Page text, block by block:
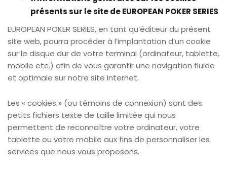
présents sur le site de EUROPEAN POKER SERIES
EUROPEAN POKER SERIES, en tant qu’éditeur du présent
site web, pourra procéder à l’implantation d’un cookie
sur le disque dur de votre terminal (ordinateur, tablette,
mobile etc.) afin de vous garantir une navigation fluide
et optimale sur notre site Internet.
Les « cookies » (ou témoins de connexion) sont des
petits fichiers texte de taille limitée qui nous
permettent de reconnaître votre ordinateur, votre
tablette ou votre mobile aux fins de personnaliser les
services que nous vous proposons.